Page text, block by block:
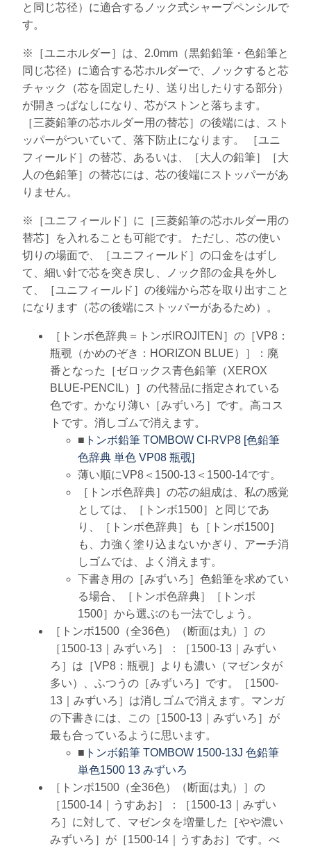
と同じ芯径）に適合するノック式シャープペンシルで
す。
※［ユニホルダー］は、2.0mm（黒鉛鉛筆・色鉛筆と
同じ芯径）に適合する芯ホルダーで、ノックすると芯
チャック（芯を固定したり、送り出したりする部分）
が開きっぱなしになり、芯がストンと落ちます。
［三菱鉛筆の芯ホルダー用の替芯］の後端には、スト
ッパーがついていて、落下防止になります。 ［ユニ
フィールド］の替芯、あるいは、［大人の鉛筆］［大
人の色鉛筆］の替芯には、芯の後端にストッパーがあ
りません。
※［ユニフィールド］に［三菱鉛筆の芯ホルダー用の
替芯］を入れることも可能です。 ただし、芯の使い
切りの場面で、［ユニフィールド］の口金をはずし
て、細い針で芯を突き戻し、ノック部の金具を外し
て、［ユニフィールド］の後端から芯を取り出すこと
になります（芯の後端にストッパーがあるため）。
［トンボ色辞典＝トンボIROJITEN］の［VP8：
瓶覗（かめのぞき：HORIZON BLUE）］：廃
番となった［ゼロックス青色鉛筆（XEROX
BLUE-PENCIL）］の代替品に指定されている
色です。かなり薄い［みずいろ］です。高コス
トです。消しゴムで消えます。
■ トンボ鉛筆 TOMBOW CI-RVP8 [色鉛筆
色辞典 単色 VP08 瓶覗]
薄い順にVP8＜1500-13＜1500-14です。
［トンボ色辞典］の芯の組成は、私の感覚
としては、［トンボ1500］と同じであ
り、［トンボ色辞典］も［トンボ1500］
も、力強く塗り込まないかぎり、アーチ消
しゴムでは、よく消えます。
下書き用の［みずいろ］色鉛筆を求めてい
る場合、［トンボ色辞典］［トンボ
1500］から選ぶのも一法でしょう。
［トンボ1500（全36色）（断面は丸）］の
［1500-13｜みずいろ］：［1500-13｜みずい
ろ］は［VP8：瓶覗］よりも濃い（マゼンタが
多い）、ふつうの［みずいろ］です。［1500-
13｜みずいろ］は消しゴムで消えます。マンガ
の下書きには、この［1500-13｜みずいろ］が
最も合っているように思います。
■ トンボ鉛筆 TOMBOW 1500-13J 色鉛筆
単色1500 13 みずいろ
［トンボ1500（全36色）（断面は丸）］の
［1500-14｜うすあお］：［1500-13｜みずい
ろ］に対して、マゼンタを増量した［やや濃い
みずいろ］が［1500-14｜うすあお］です。べ